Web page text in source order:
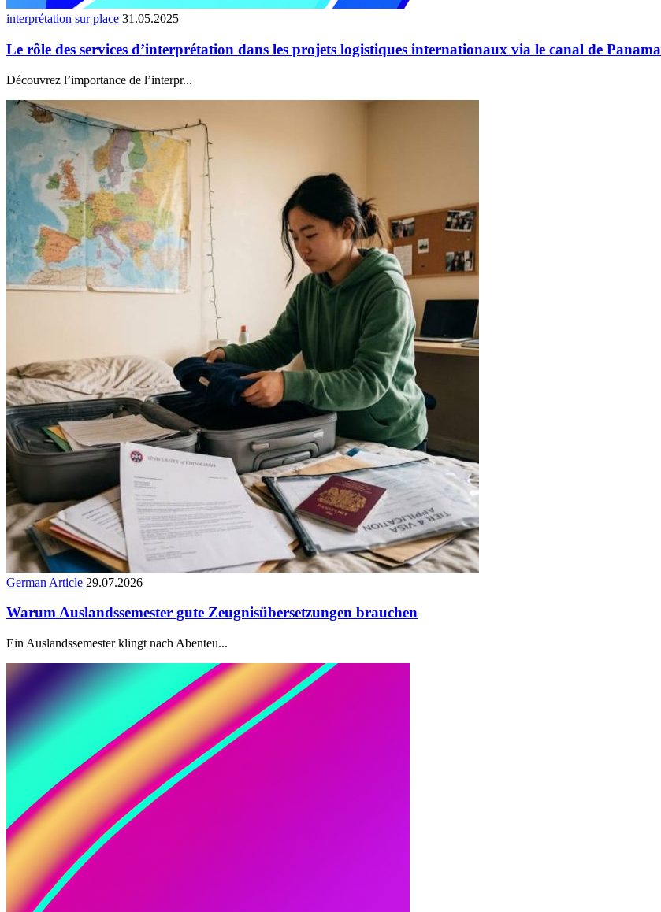
interprétation sur place 31.05.2025
Le rôle des services d’interprétation dans les projets logistiques internationaux via le canal de Panama
Découvrez l’importance de l’interpr...
German Article 29.07.2026
Warum Auslandssemester gute Zeugnisübersetzungen brauchen
Ein Auslandssemester klingt nach Abenteu...